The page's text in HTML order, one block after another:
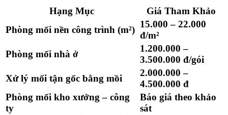
Hạng Mục
Giá Tham Khảo
Phòng mối nền công trình (m²)
15.000 – 22.000
đ/m²
Phòng mối nhà ở
1.200.000 –
3.500.000 đ/gói
Xử lý mối tận gốc bằng mồi
2.000.000 –
4.500.000 đ
Phòng mối kho xưởng – công
ty
Báo giá theo khảo
sát